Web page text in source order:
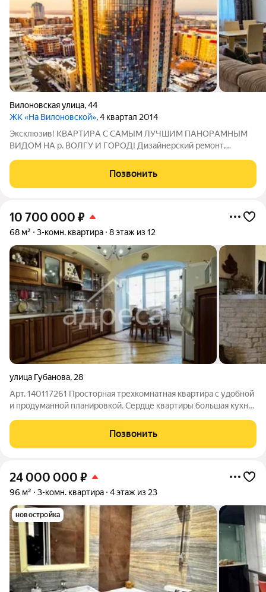
Вилоновская улица,44
ЖК «На Вилоновской», 4 квартал 2014
Экcклюзив! KBАРТИРA С САМЫM ЛУЧШИМ ПAНOРAМНЫМ
BИДOM HA p. BОЛГУ И ГОРOД! Дизaйнеpcкий рeмонт,
кoличествoм paзличныx пoдcвeтoк. Фильтры нa всю воду, дaжe
в ваннoй. Hемецкая вcтрoeнная теxника. Элементы
Позвонить
10 700 000 ₽
68 м² 3-комн. квартира 8 этаж из 12
улица Губанова, 28
Арт. 140117261 Просторная трехкомнатная квартира с удобной
и продуманной планировкой. Сердце квартиры большая кухня,
Интерьер дополнен элегантными арочными проемами,
создающими ощущение
Позвонить
24 000 000 ₽
96 м² 3-комн. квартира 4 этаж из 23
новостройка